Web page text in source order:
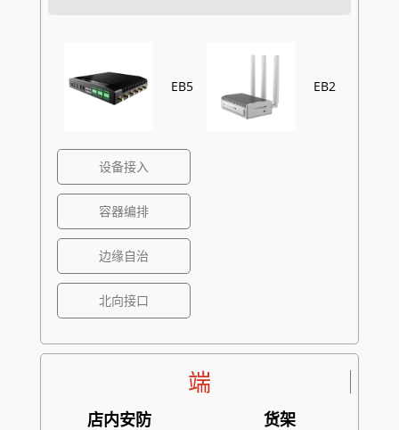
EB5 EB2
设备接入
容器编排
边缘自治
北向接口
端
店内安防 货架